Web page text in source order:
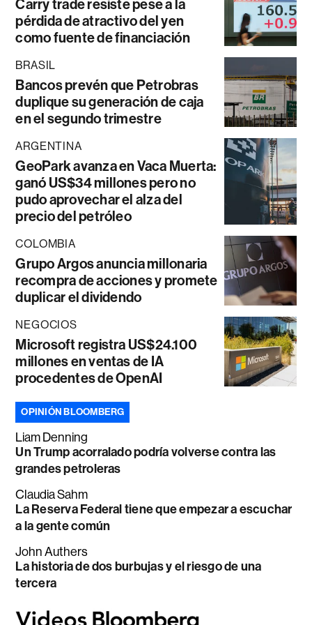
Carry trade resiste pese a la
pérdida de atractivo del yen
como fuente de financiación
BRASIL
Bancos prevén que Petrobras
duplique su generación de caja
en el segundo trimestre
ARGENTINA
GeoPark avanza en Vaca Muerta:
ganó US$34 millones pero no
pudo aprovechar el alza del
precio del petróleo
COLOMBIA
Grupo Argos anuncia millonaria
recompra de acciones y promete
duplicar el dividendo
NEGOCIOS
Microsoft registra US$24.100
millones en ventas de IA
procedentes de OpenAI
OPINIÓN BLOOMBERG
Liam Denning
Un Trump acorralado podría volverse contra las
grandes petroleras
Claudia Sahm
La Reserva Federal tiene que empezar a escuchar
a la gente común
John Authers
La historia de dos burbujas y el riesgo de una
tercera